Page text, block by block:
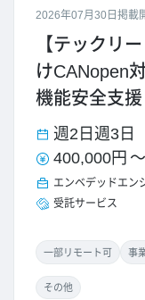
2026年07月30日掲載
【テックリ
けCANopen
機能安全支援
週2日 週3日
400,000円 ～
エンベデッドエン
受託サービス
一部リモート可 事
その他